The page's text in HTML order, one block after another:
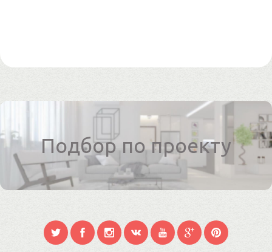
Подбор по проекту